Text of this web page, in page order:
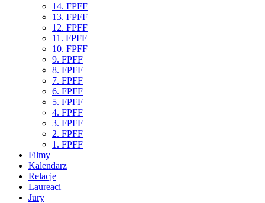
14. FPFF
13. FPFF
12. FPFF
11. FPFF
10. FPFF
9. FPFF
8. FPFF
7. FPFF
6. FPFF
5. FPFF
4. FPFF
3. FPFF
2. FPFF
1. FPFF
Filmy
Kalendarz
Relacje
Laureaci
Jury